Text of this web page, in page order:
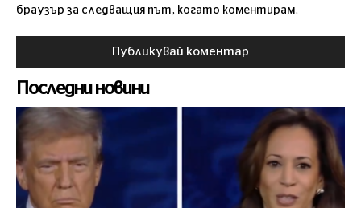
браузър за следващия път, когато коментирам.
Последни новини